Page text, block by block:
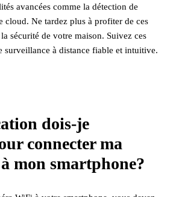
avancées comme la détection de
cloud. Ne tardez plus à profiter de ces
sécurité de votre maison. Suivez ces
surveillance à distance fiable et intuitive.
dois-je
connecter ma
mon smartphone?